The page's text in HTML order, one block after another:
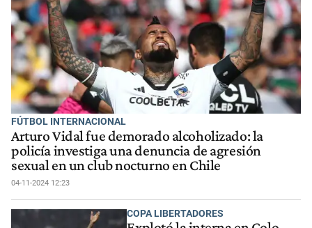
FÚTBOL INTERNACIONAL
Arturo Vidal fue demorado alcoholizado: la
policía investiga una denuncia de agresión
sexual en un club nocturno en Chile
04-11-2024 12:23
COPA LIBERTADORES